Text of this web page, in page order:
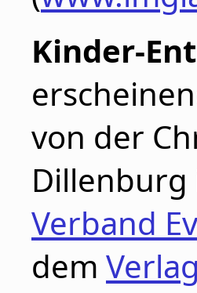
Kinder-
von der
Verband
dem